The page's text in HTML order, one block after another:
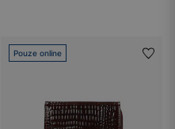
Pouze online